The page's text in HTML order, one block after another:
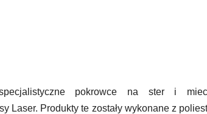
pokrowce na steri
Laser. Produkty te zostały wykonane z